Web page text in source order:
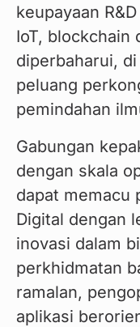
keupayaan
IoT, blockchain
diperbaharui,
peluang
pemindahan
Gabungan
dengan skala
dapat memacu
Digital dengan
inovasi dalam
perkhidmatan
ramalan,
aplikasi